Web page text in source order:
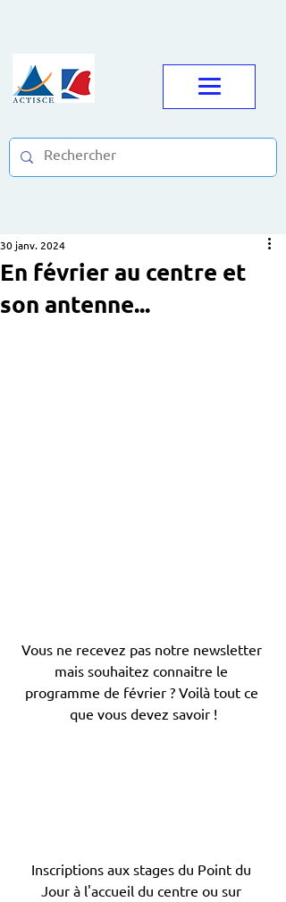
En février au centre et
son antenne...
30 janv. 2024
Vous ne recevez pas notre newsletter
mais souhaitez connaitre le
programme de février ? Voilà tout ce
que vous devez savoir !
Inscriptions aux stages du Point du
Jour à l'accueil du centre ou sur